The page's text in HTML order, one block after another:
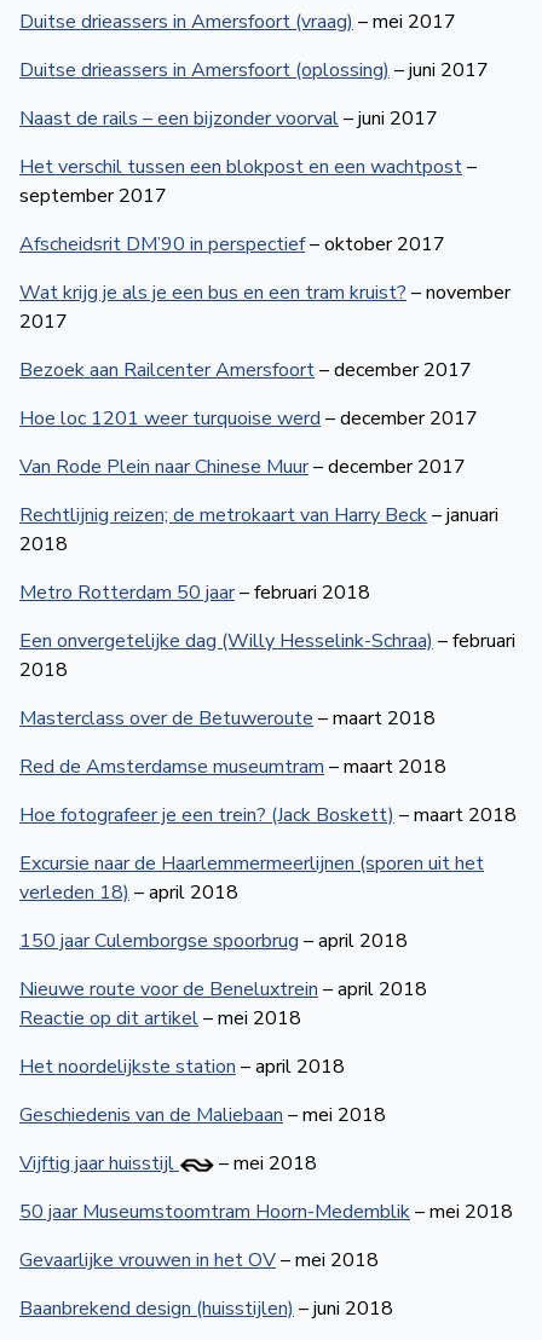
Duitse drieassers in Amersfoort (vraag)– mei 2017
Duitse drieassers in Amersfoort (oplossing)– juni 2017
Naast de rails – een bijzonder voorval– juni 2017
Het verschil tussen een blokpost en een wachtpost–
september 2017
Afscheidsrit DM’90 in perspectief– oktober 2017
Wat krijg je als je een bus en een tram kruist?– november
2017
Bezoek aan Railcenter Amersfoort– december 2017
Hoe loc 1201 weer turquoise werd– december 2017
Van Rode Plein naar Chinese Muur– december 2017
Rechtlijnig reizen; de metrokaart van Harry Beck– januari
2018
Metro Rotterdam 50 jaar– februari 2018
Een onvergetelijke dag (Willy Hesselink-Schraa)– februari
2018
Masterclass over de Betuweroute– maart 2018
Red de Amsterdamse museumtram– maart 2018
Hoe fotografeer je een trein? (Jack Boskett)– maart 2018
Excursie naar de Haarlemmermeer­lijnen (sporen uit het
verleden 18)– april 2018
150 jaar Culemborgse spoorbrug – april 2018
Nieuwe route voor de Beneluxtrein– april 2018
Reactie op dit artikel– mei 2018
Het noordelijkste station– april 2018
Geschiedenis van de Maliebaan– mei 2018
Vijftig jaar huisstijl
– mei 2018
50 jaar Museumstoomtram Hoorn-Medemblik– mei 2018
Gevaarlijke vrouwen in het OV– mei 2018
Baanbrekend design (huisstijlen)– juni 2018